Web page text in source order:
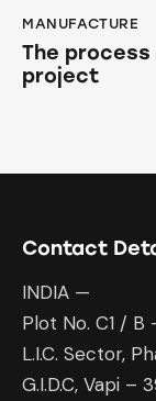
MANUFACTURE
The
project
Contact
INDIA —
Plot No. C1 / B
L.I.C. Sector,
G.I.D.C, Vapi –